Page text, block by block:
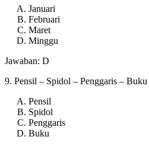
Januari
Februari
Maret
Minggu
Jawaban: D
9. Pensil – Spidol – Penggaris – Buku
Pensil
Spidol
Penggaris
Buku